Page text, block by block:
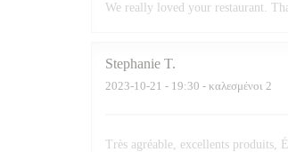
We really loved your restaurant.
Stephanie T
2023-10-21 - 19:30 - καλεσμένοι 2
Très agréable, excellents produits,